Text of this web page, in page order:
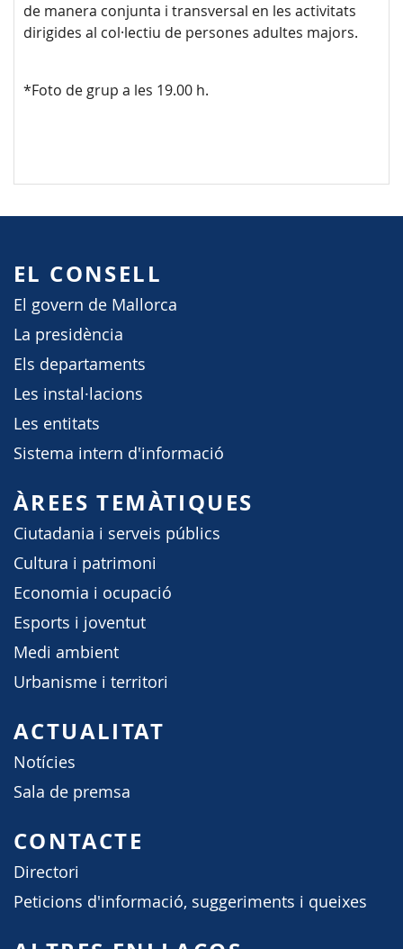
de manera conjunta i transversal en les activitats
dirigides al col·lectiu de persones adultes majors.
*Foto de grup a les 19.00 h.
EL CONSELL
El govern de Mallorca
La presidència
Els departaments
Les instal·lacions
Les entitats
Sistema intern d'informació
ÀREES TEMÀTIQUES
Ciutadania i serveis públics
Cultura i patrimoni
Economia i ocupació
Esports i joventut
Medi ambient
Urbanisme i territori
ACTUALITAT
Notícies
Sala de premsa
CONTACTE
Directori
Peticions d'informació, suggeriments i queixes